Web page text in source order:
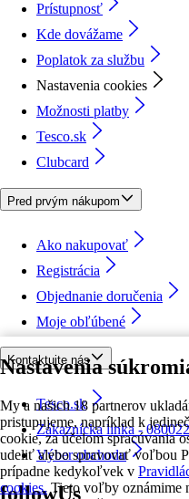
Nastavenia
My a našich 18 partnerov
pristupujeme, napríklad k
cookie, za účelom spracúvania
udeliť alebo spravovať voľbou
prípadne kedykoľvek v
cookies. Tieto voľby oznámime
Prístupnosť
Kde dovážame
Poplatok za službu
Nastavenia cookies
Možnosti platby
Tesco.sk
Clubcard
Pred prvým nákupom
Ako nakupovať
Registrácia
Objednanie doručenia
Moje obľúbené
Kontaktujte nás
Tesco.sk
Zákaznícka linka -
Výber obchodu
followUs